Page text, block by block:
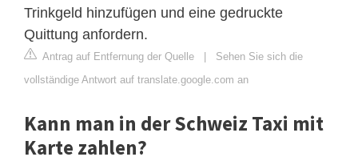
Trinkgeld hinzufügen und eine gedruckte
Quittung anfordern.
Antrag auf Entfernung der Quelle | Sehen Sie sich die
vollständige Antwort auf translate.google.com an
Kann man in der Schweiz Taxi mit
Karte zahlen?